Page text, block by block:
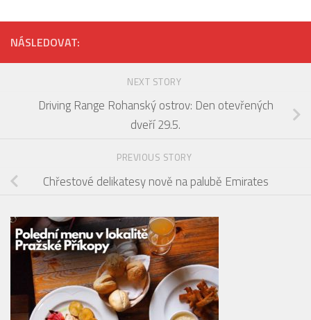
Starbucks s nadýchaným a
voňavým pečivem
zahrada představuje svou
speciality
23. 1. 2023
NÁSLEDOVAT:
NEXT STORY
Driving Range Rohanský ostrov: Den otevřených
dveří 29.5.